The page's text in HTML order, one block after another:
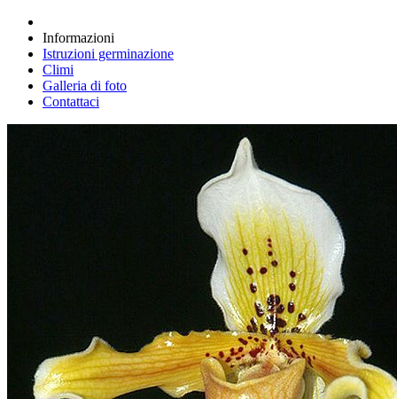
Informazioni
Istruzioni germinazione
Climi
Galleria di foto
Contattaci